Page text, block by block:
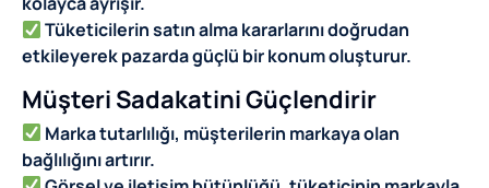
Tüketicilerin satın alma kararlarını doğrudan
etkileyerek pazarda güçlü bir konum oluşturur.
Müşteri Sadakatini Güçlendirir
Marka tutarlılığı, müşterilerin markaya olan
bağlılığını artırır.